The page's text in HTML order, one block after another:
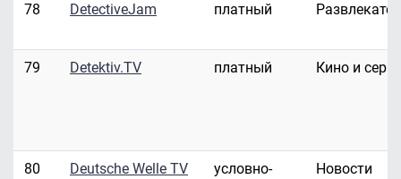
78 DetectiveJam платный
79 Detektiv.TV платный Кино и
80 Deutsche Welle TV
условно-
Новости